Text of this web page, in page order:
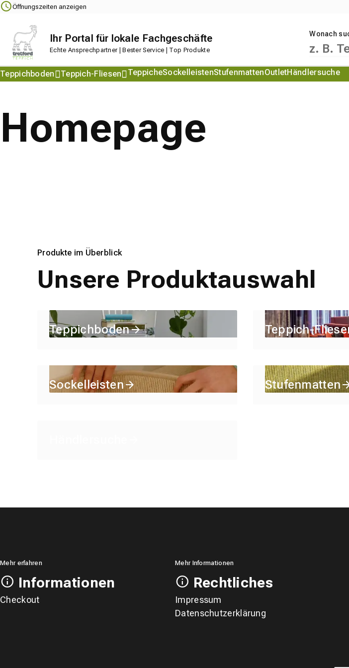
Navigation Content Footer
Öffnungszeiten anzeigen
Ihr Portal für lokale Fachgeschäfte
Echte Ansprechpartner | Bester Service | Top Produkte
Wonach
Teppichboden
Teppich-Fliesen
TeppicheSockelleistenStufenmattenOutletHändlersuche
Homepage
Produkte im Überblick
Unsere Produktauswahl
Teppichboden Teppich-
Sockelleisten Stufenmatten
Mehr erfahren
Informationen
Checkout
Mehr Informationen
Rechtliches
Impressum
Datenschutzerklärung